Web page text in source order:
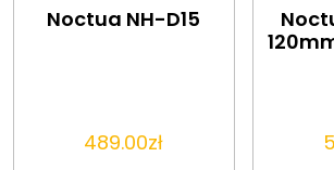
Noctua NH-D15
489.00zł